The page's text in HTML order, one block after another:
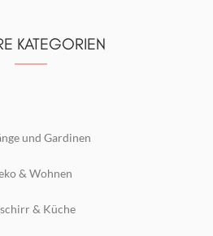
KATEGORIEN
und Gardinen
& Wohnen
& Küche